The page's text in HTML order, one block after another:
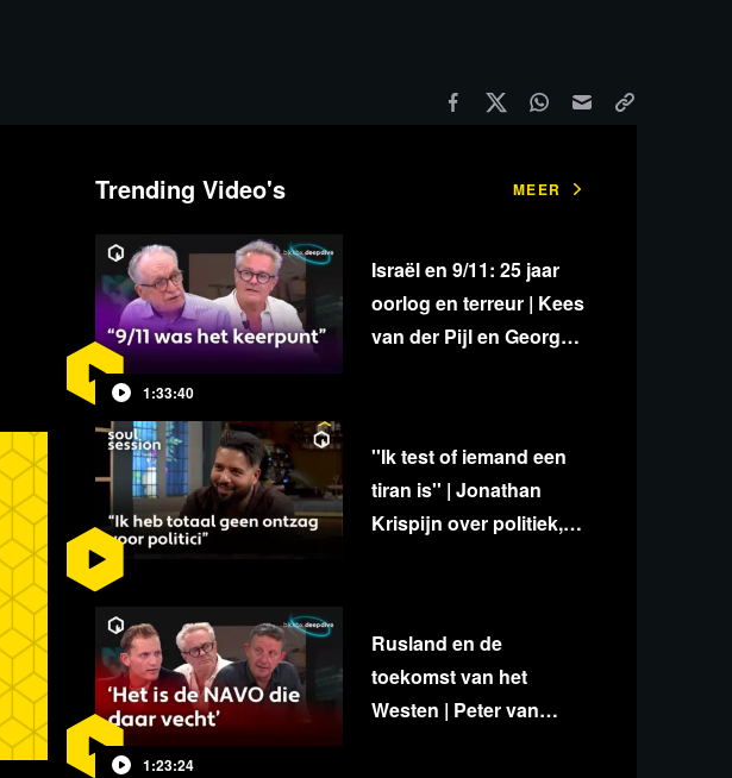
Trending Video's MEER
1:33:40
Israël en 9/11: 25 jaar
oorlog en terreur | Kees
van der Pijl en George
''Ik test of iemand een
tiran is'' | Jonathan
Krispijn over politiek,
1:23:24
Rusland en de
toekomst van het
Westen | Peter van